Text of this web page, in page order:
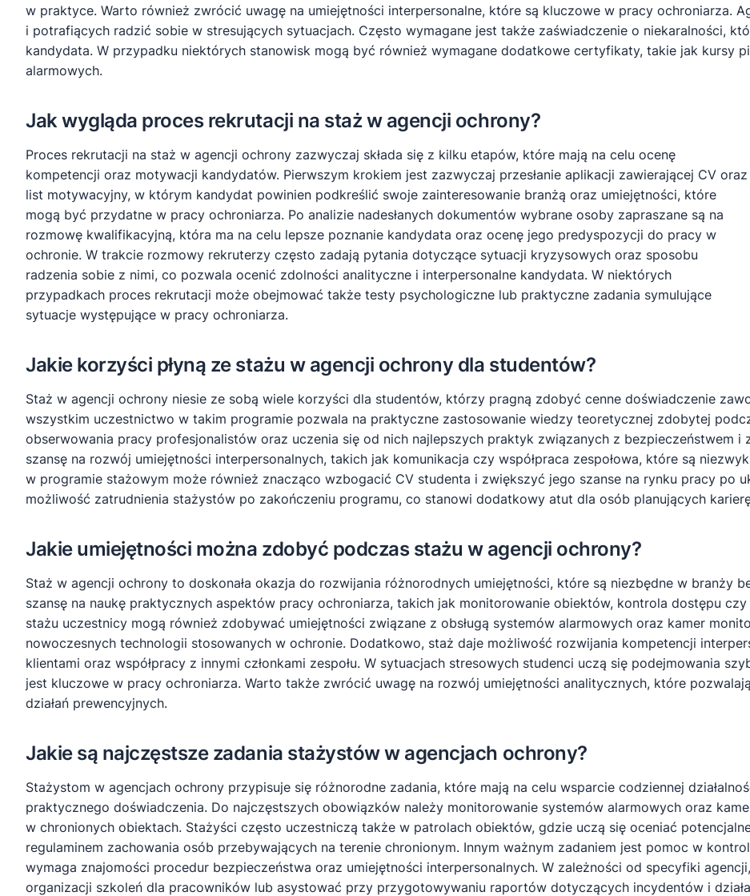
w praktyce. Warto również zwrócić uwagę na umiejętności interpersonalne, które są kluczowe w pracy ochroniarza.
i potrafiących radzić sobie w stresujących sytuacjach. Często wymagane jest także zaświadczenie o niekaralności,
kandydata. W przypadku niektórych stanowisk mogą być również wymagane dodatkowe certyfikaty, takie jak kursy
alarmowych.
Jak wygląda proces rekrutacji na staż w agencji ochrony?
Proces rekrutacji na staż w agencji ochrony zazwyczaj składa się z kilku etapów, które mają na celu ocenę
kompetencji oraz motywacji kandydatów. Pierwszym krokiem jest zazwyczaj przesłanie aplikacji zawierającej CV oraz
list motywacyjny, w którym kandydat powinien podkreślić swoje zainteresowanie branżą oraz umiejętności, które
mogą być przydatne w pracy ochroniarza. Po analizie nadesłanych dokumentów wybrane osoby zapraszane są na
rozmowę kwalifikacyjną, która ma na celu lepsze poznanie kandydata oraz ocenę jego predyspozycji do pracy w
ochronie. W trakcie rozmowy rekruterzy często zadają pytania dotyczące sytuacji kryzysowych oraz sposobu
radzenia sobie z nimi, co pozwala ocenić zdolności analityczne i interpersonalne kandydata. W niektórych
przypadkach proces rekrutacji może obejmować także testy psychologiczne lub praktyczne zadania symulujące
sytuacje występujące w pracy ochroniarza.
Jakie korzyści płyną ze stażu w agencji ochrony dla studentów?
Staż w agencji ochrony niesie ze sobą wiele korzyści dla studentów, którzy pragną zdobyć cenne doświadczenie
wszystkim uczestnictwo w takim programie pozwala na praktyczne zastosowanie wiedzy teoretycznej zdobytej
obserwowania pracy profesjonalistów oraz uczenia się od nich najlepszych praktyk związanych z bezpieczeństwem
szansę na rozwój umiejętności interpersonalnych, takich jak komunikacja czy współpraca zespołowa, które są
w programie stażowym może również znacząco wzbogacić CV studenta i zwiększyć jego szanse na rynku pracy po
możliwość zatrudnienia stażystów po zakończeniu programu, co stanowi dodatkowy atut dla osób planujących
Jakie umiejętności można zdobyć podczas stażu w agencji ochrony?
Staż w agencji ochrony to doskonała okazja do rozwijania różnorodnych umiejętności, które są niezbędne w branży
szansę na naukę praktycznych aspektów pracy ochroniarza, takich jak monitorowanie obiektów, kontrola dostępu
stażu uczestnicy mogą również zdobywać umiejętności związane z obsługą systemów alarmowych oraz kamer
nowoczesnych technologii stosowanych w ochronie. Dodatkowo, staż daje możliwość rozwijania kompetencji
klientami oraz współpracy z innymi członkami zespołu. W sytuacjach stresowych studenci uczą się podejmowania
jest kluczowe w pracy ochroniarza. Warto także zwrócić uwagę na rozwój umiejętności analitycznych, które
działań prewencyjnych.
Jakie są najczęstsze zadania stażystów w agencjach ochrony?
Stażystom w agencjach ochrony przypisuje się różnorodne zadania, które mają na celu wsparcie codziennej
praktycznego doświadczenia. Do najczęstszych obowiązków należy monitorowanie systemów alarmowych oraz
w chronionych obiektach. Stażyści często uczestniczą także w patrolach obiektów, gdzie uczą się oceniać
regulaminem zachowania osób przebywających na terenie chronionym. Innym ważnym zadaniem jest pomoc w
wymaga znajomości procedur bezpieczeństwa oraz umiejętności interpersonalnych. W zależności od specyfiki
organizacji szkoleń dla pracowników lub asystować przy przygotowywaniu raportów dotyczących incydentów i